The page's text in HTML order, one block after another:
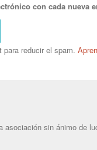
con cada nueva
reducir el spam.
sin ánimo de